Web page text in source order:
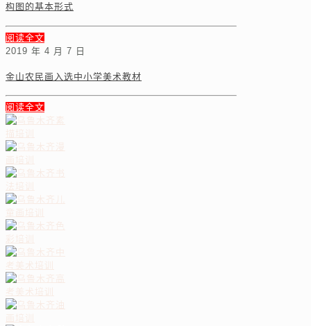
构图的基本形式
阅读全文
2019 年 4 月 7 日
金山农民画入选中小学美术教材
阅读全文